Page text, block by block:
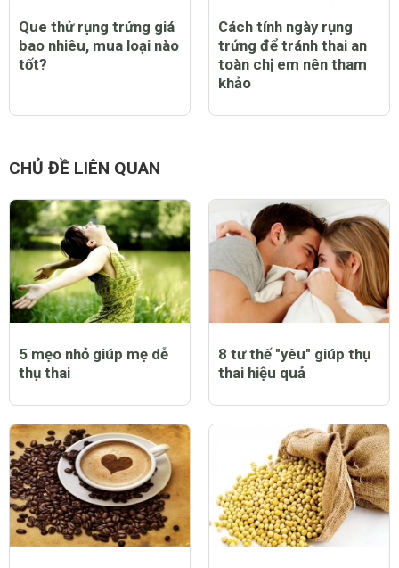
Que thử rụng trứng giá
bao nhiêu, mua loại nào
tốt?
Cách tính ngày rụng
trứng để tránh thai an
toàn chị em nên tham
khảo
CHỦ ĐỀ LIÊN QUAN
5 mẹo nhỏ giúp mẹ dễ
thụ thai
8 tư thế "yêu" giúp thụ
thai hiệu quả